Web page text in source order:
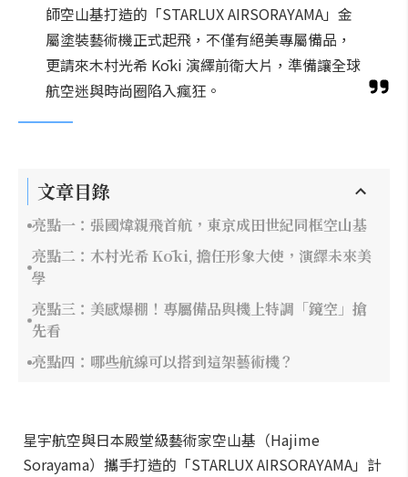
師空山基打造的「STARLUX AIRSORAYAMA」金
屬塗裝藝術機正式起飛，不僅有絕美專屬備品，
更請來木村光希 Kōki 演繹前衛大片，準備讓全球
航空迷與時尚圈陷入瘋狂。
文章目錄
亮點一：張國煒親飛首航，東京成田世紀同框空山基
亮點二：木村光希 Kōki, 擔任形象大使，演繹未來美
學
亮點三：美感爆棚！專屬備品與機上特調「鏡空」搶
先看
亮點四：哪些航線可以搭到這架藝術機？
星宇航空與日本殿堂級藝術家空山基（Hajime
Sorayama）攜手打造的「STARLUX AIRSORAYAMA」計